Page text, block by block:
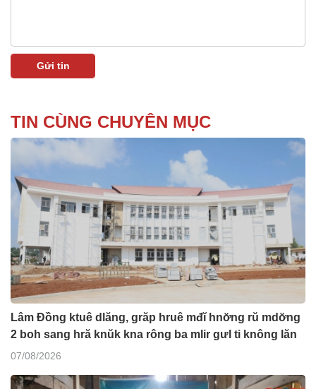
TIN CÙNG CHUYÊN MỤC
Lâm Đồng ktuê dlăng, grăp hruê mđĭ hnơ̆ng rŭ mdơ̆ng
2 boh sang hră knŭk kna rông ba mlir gưl ti knông lăn
07/08/2026